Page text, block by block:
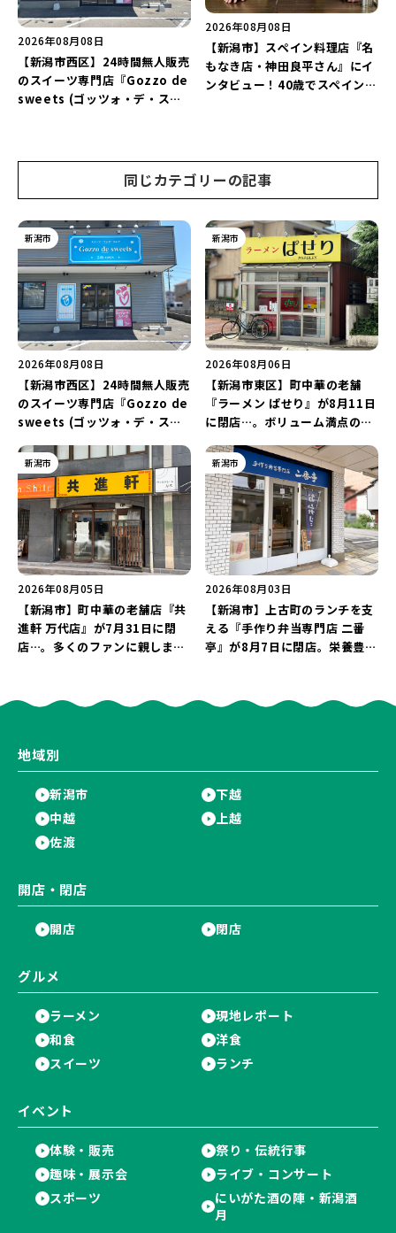
2026年08月08日
【新潟市西区】24時間無人販売
のスイーツ専門店『Gozzo de
sweets (ゴッツォ・デ・スイ
2026年08月08日
【新潟市】スペイン料理店『名
もなき店・神田良平さん』にイ
ンタビュー！40歳でスペインへ
同じカテゴリーの記事
新潟市
2026年08月08日
【新潟市西区】24時間無人販売
のスイーツ専門店『Gozzo de
sweets (ゴッツォ・デ・スイ
店…。一部商品は姉妹店で販売
継続！
新潟市
2026年08月06日
【新潟市東区】町中華の老舗
『ラーメン ぱせり』が8月11日
に閉店…。ボリューム満点の名
新潟市
2026年08月05日
【新潟市】町中華の老舗店『共
進軒 万代店』が7月31日に閉
店…。多くのファンに親しまれ
新潟市
2026年08月03日
【新潟市】上古町のランチを支
える『手作り弁当専門店 二番
亭』が8月7日に閉店。栄養豊富
地域別
新潟市
下越
中越
上越
佐渡
開店・閉店
開店 閉店
グルメ
ラーメン
現地レポート
和食
洋食
スイーツ
ランチ
イベント
体験・販売
祭り・伝統行事
趣味・展示会
ライブ・コンサート
スポーツ
にいがた酒の陣・新潟酒
月